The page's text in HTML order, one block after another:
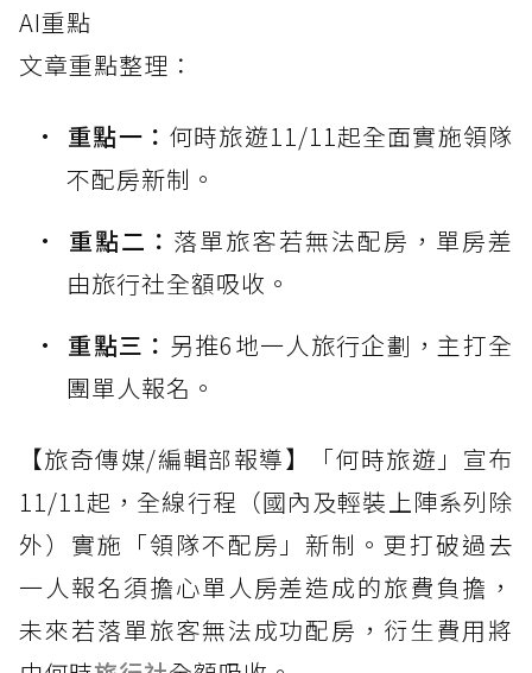
AI重點
文章重點整理：
重點一： 何時旅遊11/11起全面實施領隊
不配房新制。
重點二： 落單旅客若無法配房，單房差
由旅行社全額吸收。
重點三： 另推6地一人旅行企劃，主打全
團單人報名。
【旅奇傳媒/編輯部報導】「何時旅遊」宣布
11/11起，全線行程（國內及輕裝上陣系列除
外）實施「領隊不配房」新制。更打破過去
一人報名須擔心單人房差造成的旅費負擔，
未來若落單旅客無法成功配房，衍生費用將